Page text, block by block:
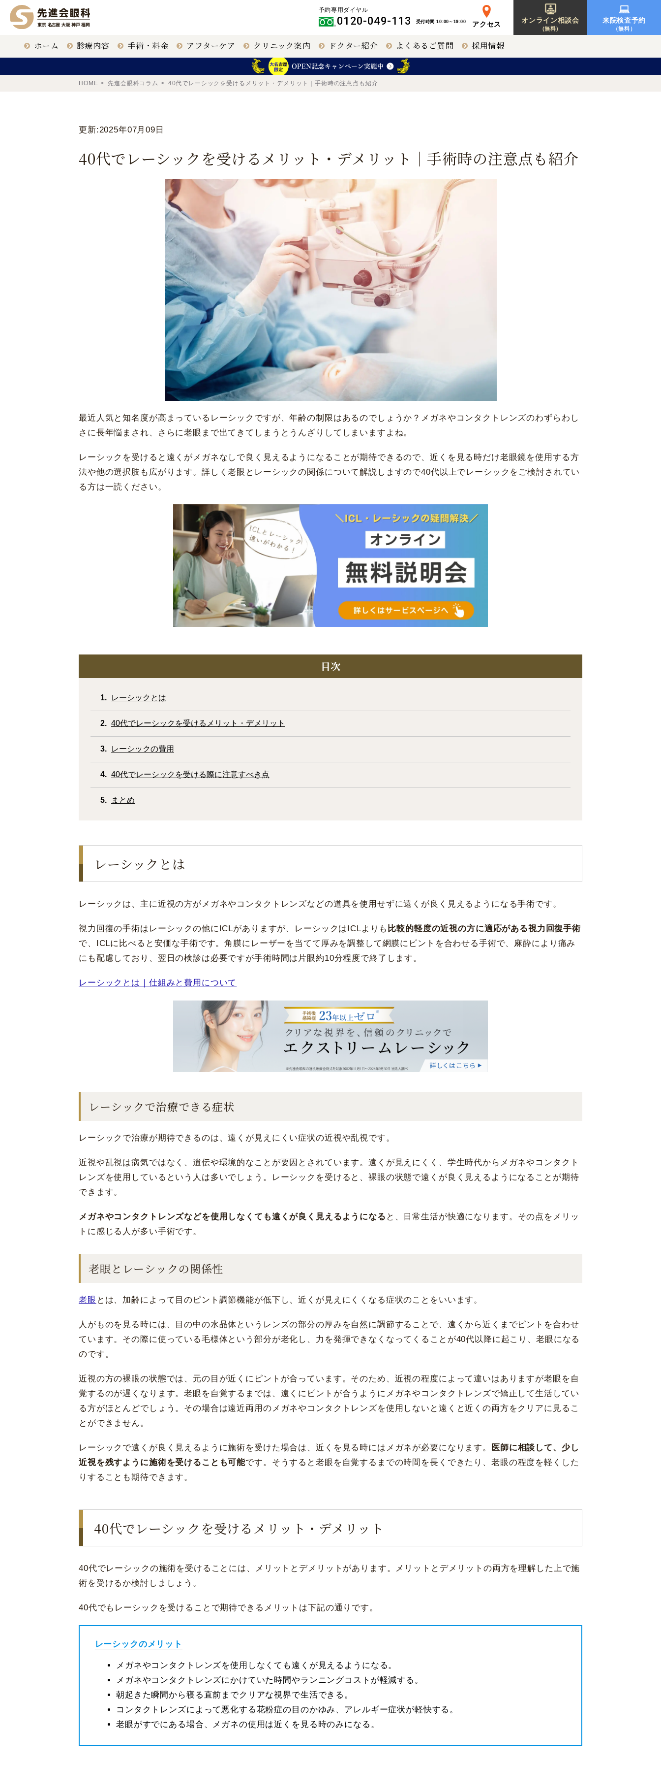
予約専用ダイヤル
0120-049-113 受付時間 10:00～19:00 アクセス オンライン相談会
(無料)
来院検査予約
（無料）
ホーム 診療内容
ICL治療 IPCL
白内障手術
老眼治療 40代以上の視力回
復
ドライアイ治療
（極小切
網膜硝子体手術
（極低侵襲）
白目シミ取りレーザ 一般眼科保険診療
手術・料金 アフターケア クリニック案内
クリニック一覧 大阪 梅田（本院）
大名古屋
福岡 天神 福岡 飯塚 北海道 札幌
鹿児島 鹿児島駅前
【ICL提携医療機関】
大阪 天王寺
【提携医療機関】
ドクター紹介 よくあるご質問 採用情報
眼科医 その他職員
クリニック
西新宿 6-5-1
新宿アイランドタワー35F
毎週火・水曜日、年末年始
Web予約
名古屋
愛知県名古屋市
栄パークサイドプレイス4階
休診日
毎週火・水曜日、年末年始
詳細 Web予約
大阪 梅田本院
大阪府大阪市
北区梅田1-13-1
大阪梅田ツインタワーズ・サウス 13F
休診日
毎週火・水曜日、年末年始
詳細
先進会眼科 福岡飯塚
〒820-0067 福岡県飯塚市川津371-1 〒065-0031 北海道札幌市東区北31条東
[ICL提携]鹿児島園田眼科 [提携]木村眼科 天王寺院
HOME 先進会眼科コラム 40代でレーシックを受けるメリット・デメリット｜手術時の注意点も紹介
更新:2025年07月09日
40代でレーシックを受けるメリット・デメリット｜手術時の注意点も紹介
最近人気と知名度が高まっているレーシックですが、年齢の制限はあるのでしょうか？メガネやコンタクトレンズのわずらわし
さに長年悩まされ、さらに老眼まで出てきてしまうとうんざりしてしまいますよね。
レーシックを受けると遠くがメガネなしで良く見えるようになることが期待できるので、近くを見る時だけ老眼鏡を使用する方
法や他の選択肢も広がります。詳しく老眼とレーシックの関係について解説しますので40代以上でレーシックをご検討されてい
る方は一読ください。
目次
レーシックとは
40代でレーシックを受けるメリット・デメリット
レーシックの費用
40代でレーシックを受ける際に注意すべき点
まとめ
レーシックとは
レーシックは、主に近視の方がメガネやコンタクトレンズなどの道具を使用せずに遠くが良く見えるようになる手術です。
視力回復の手術はレーシックの他にICLがありますが、レーシックはICLよりも 比較的軽度の近視の方に適応がある視力回復手術
で、ICLに比べると安価な手術です。角膜にレーザーを当てて厚みを調整して網膜にピントを合わせる手術で、麻酔により痛み
にも配慮しており、翌日の検診は必要ですが手術時間は片眼約10分程度で終了します。
レーシックとは｜仕組みと費用について
レーシックで治療できる症状
レーシックで治療が期待できるのは、遠くが見えにくい症状の近視や乱視です。
近視や乱視は病気ではなく、遺伝や環境的なことが要因とされています。遠くが見えにくく、学生時代からメガネやコンタクト
レンズを使用しているという人は多いでしょう。レーシックを受けると、裸眼の状態で遠くが良く見えるようになることが期待
できます。
メガネやコンタクトレンズなどを使用しなくても遠くが良く見えるようになる と、日常生活が快適になります。その点をメリッ
トに感じる人が多い手術です。
老眼とレーシックの関係性
老眼 とは、加齢によって目のピント調節機能が低下し、近くが見えにくくなる症状のことをいいます。
人がものを見る時には、目の中の水晶体というレンズの部分の厚みを自然に調節することで、遠くから近くまでピントを合わせ
ています。その際に使っている毛様体という部分が老化し、力を発揮できなくなってくることが40代以降に起こり、老眼になる
のです。
近視の方の裸眼の状態では、元の目が近くにピントが合っています。そのため、近視の程度によって違いはありますが老眼を自
覚するのが遅くなります。老眼を自覚するまでは、遠くにピントが合うようにメガネやコンタクトレンズで矯正して生活してい
る方がほとんどでしょう。その場合は遠近両用のメガネやコンタクトレンズを使用しないと遠くと近くの両方をクリアに見るこ
とができません。
レーシックで遠くが良く見えるように施術を受けた場合は、近くを見る時にはメガネが必要になります。
医師に相談して、少し
近視を残すように施術を受けることも可能です。そうすると老眼を自覚するまでの時間を長くできたり、老眼の程度を軽くした
りすることも期待できます。
40代でレーシックを受けるメリット・デメリット
40代でレーシックの施術を受けることには、メリットとデメリットがあります。メリットとデメリットの両方を理解した上で施
術を受けるか検討しましょう。
40代でもレーシックを受けることで期待できるメリットは下記の通りです。
レーシックのメリット
メガネやコンタクトレンズを使用しなくても遠くが見えるようになる。
メガネやコンタクトレンズにかけていた時間やランニングコストが軽減する。
朝起きた瞬間から寝る直前までクリアな視界で生活できる。
コンタクトレンズによって悪化する花粉症の目のかゆみ、アレルギー症状が軽快する。
老眼がすでにある場合、メガネの使用は近くを見る時のみになる。
東京 新宿 名古屋 栄 大阪 梅田（本院）
大阪 梅田(本院)
福岡 飯塚